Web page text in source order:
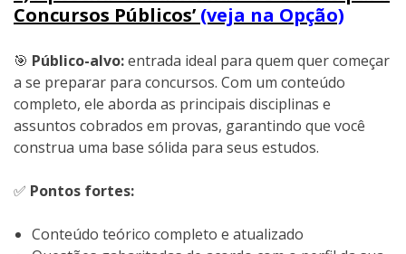
Concursos Públicos’ (veja na Opção)
🎯 Público-alvo:entrada ideal para quem quer começar
a se preparar para concursos. Com um conteúdo
completo, ele aborda as principais disciplinas e
assuntos cobrados em provas, garantindo que você
construa uma base sólida para seus estudos.
✅ Pontos fortes:
Conteúdo teórico completo e atualizado